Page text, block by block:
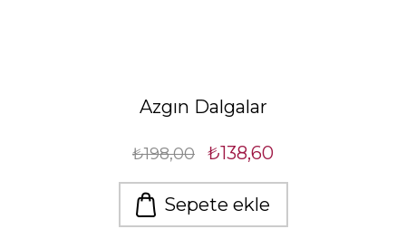
Azgın Dalgalar
₺198,00 ₺138,60
Sepete ekle